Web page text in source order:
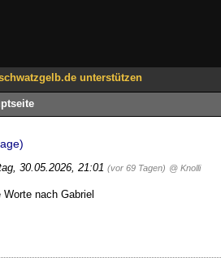
unterstützen
30.05.2026, 21:01 (vor 69 Tagen) @ Knolli
nach Gabriel